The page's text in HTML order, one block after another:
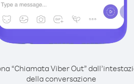
“Chiamata Viber Out”
della conversazione